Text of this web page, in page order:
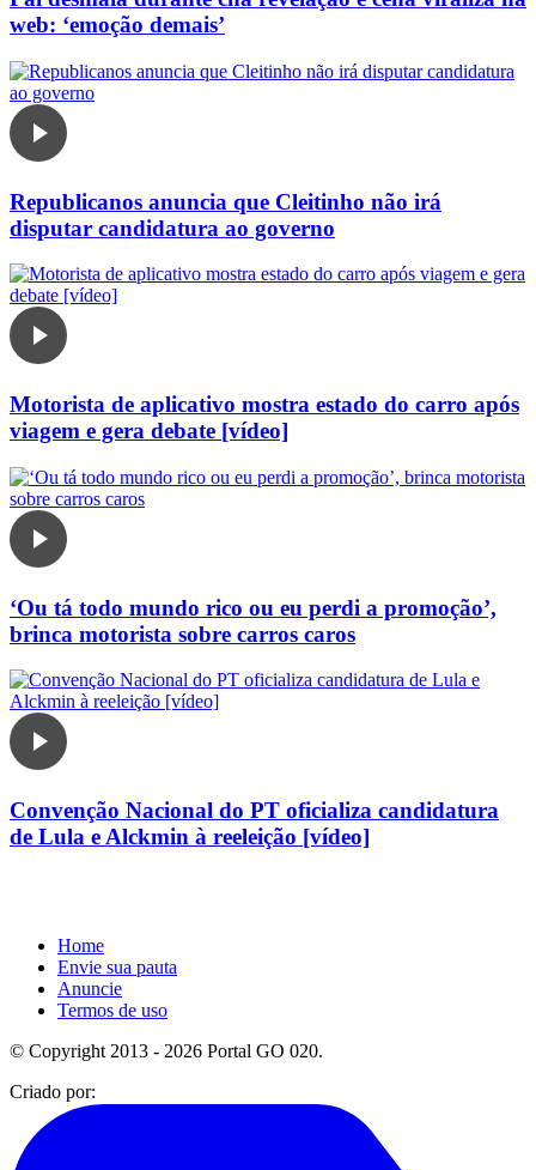
web: ‘emoção demais’
Republicanos anuncia que Cleitinho não irá
disputar candidatura ao governo
Motorista de aplicativo mostra estado do carro após
viagem e gera debate [vídeo]
‘Ou tá todo mundo rico ou eu perdi a promoção’,
brinca motorista sobre carros caros
Convenção Nacional do PT oficializa candidatura
de Lula e Alckmin à reeleição [vídeo]
Home
Envie sua pauta
Anuncie
Termos de uso
© Copyright 2013 - 2026 Portal GO 020.
Criado por: